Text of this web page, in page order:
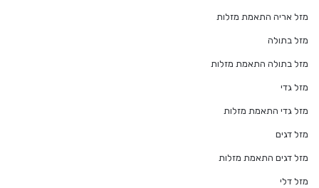
מזל אריה התאמת מזלות
מזל בתולה
מזל בתולה התאמת מזלות
מזל גדי
מזל גדי התאמת מזלות
מזל דגים
מזל דגים התאמת מזלות
מזל דלי